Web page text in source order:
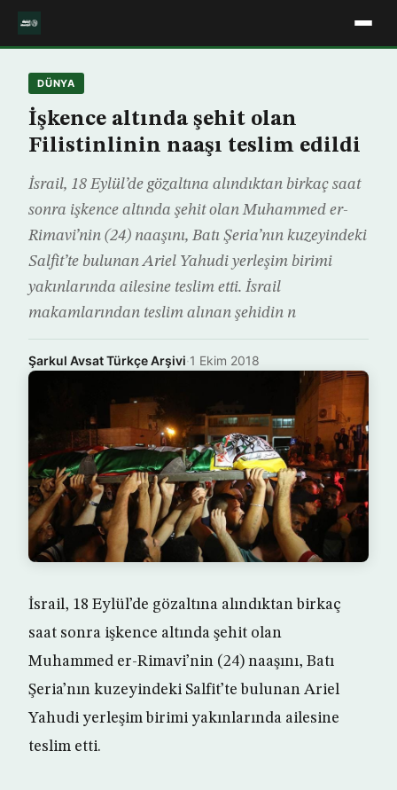
DÜNYA
İşkence altında şehit olan
Filistinlinin naaşı teslim edildi
İsrail, 18 Eylül’de gözaltına alındıktan birkaç saat
sonra işkence altında şehit olan Muhammed er-
Rimavi’nin (24) naaşını, Batı Şeria’nın kuzeyindeki
Salfit’te bulunan Ariel Yahudi yerleşim birimi
yakınlarında ailesine teslim etti. İsrail
makamlarından teslim alınan şehidin n
Şarkul Avsat Türkçe Arşivi·1 Ekim 2018
İsrail, 18 Eylül’de gözaltına alındıktan birkaç
saat sonra işkence altında şehit olan
Muhammed er-Rimavi’nin (24) naaşını, Batı
Şeria’nın kuzeyindeki Salfit’te bulunan Ariel
Yahudi yerleşim birimi yakınlarında ailesine
teslim etti.